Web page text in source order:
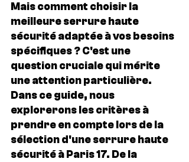
Mais comment choisir la
meilleure serrure haute
sécurité adaptée à vos besoins
spécifiques ? C'est une
question cruciale qui mérite
une attention particulière.
Dans ce guide, nous
explorerons les critères à
prendre en compte lors de la
sélection d'une serrure haute
sécurité à Paris 17. De la